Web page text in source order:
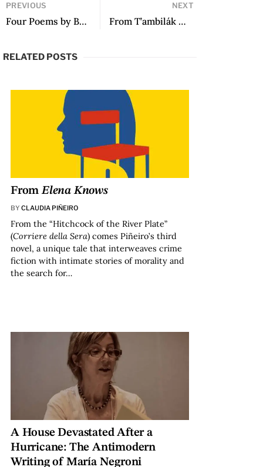
PREVIOUS
Four Poems by Briceida Cuevas Cob
NEXT
From T’ambilák men tunk’ulilo’ob / El llamado de los tunk’ules by Marisol Ceh Moo
RELATED POSTS
FromElena Knows
BY CLAUDIA PIÑEIRO
From the “Hitchcock of the River Plate”
(Corriere della Sera) comes Piñeiro’s third
novel, a unique tale that interweaves crime
fiction with intimate stories of morality and
the search for…
A House Devastated After a
Hurricane: The Antimodern
Writing of María Negroni